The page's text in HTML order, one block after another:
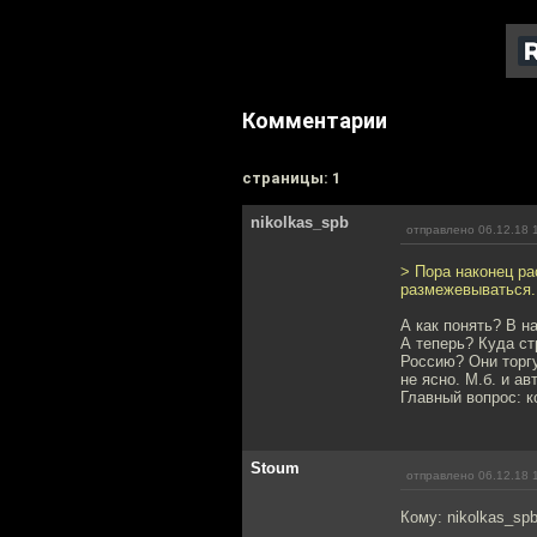
Комментарии
cтраницы: 1
nikolkas_spb отправлено 06.12.18
> Пора наконец
размежевываться.
А как понять? В
А теперь? Куда
Россию? Они
не ясно. М.б. и
Главный вопрос:
Stoum отправлено 06.12.18
Кому: